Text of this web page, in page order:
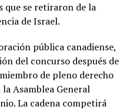
que se retiraron de la
de Israel.
pública canadiense,
del concurso después de
de pleno derecho
Asamblea General
La cadena competirá